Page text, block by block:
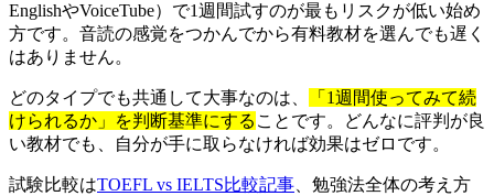
EnglishやVoiceTube）で1週間試すのが最もリスクが低い始め
方です。音読の感覚をつかんでから有料教材を選んでも遅く
はありません。
どのタイプでも共通して大事なのは、
「1週間使ってみて続
けられるか」を判断基準にする ことです。どんなに評判が良
い教材でも、自分が手に取らなければ効果はゼロです。
試験比較はTOEFL vs IELTS比較記事 、勉強法全体の考え方